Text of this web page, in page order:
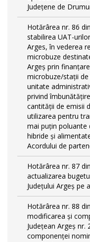
Județene de
Hotărârea nr. 86
stabilirea UAT-
Arges, în vederea
microbuze
Argeș prin
microbuze/stații
unitate
privind
cantității de emisii
utilizarea pentru
mai puțin poluante
hibride și
Acordului de
Hotărârea nr. 87
actualizarea
Județului Argeș pe
Hotărârea nr. 88
modificarea și
Județean Argeș nr.
componenței